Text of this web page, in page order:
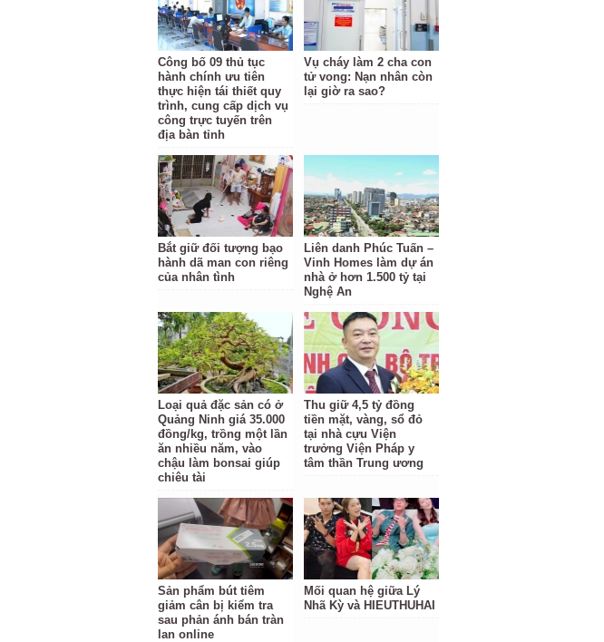
Công bố 09 thủ tục
hành chính ưu tiên
thực hiện tái thiết quy
trình, cung cấp dịch vụ
công trực tuyến trên
địa bàn tỉnh
Vụ cháy làm 2 cha con
tử vong: Nạn nhân còn
lại giờ ra sao?
Bắt giữ đối tượng bạo
hành dã man con riêng
của nhân tình
Liên danh Phúc Tuấn –
Vinh Homes làm dự án
nhà ở hơn 1.500 tỷ tại
Nghệ An
Loại quả đặc sản có ở
Quảng Ninh giá 35.000
đồng/kg, trồng một lần
ăn nhiều năm, vào
chậu làm bonsai giúp
chiêu tài
Thu giữ 4,5 tỷ đồng
tiền mặt, vàng, sổ đỏ
tại nhà cựu Viện
trưởng Viện Pháp y
tâm thần Trung ương
Sản phẩm bút tiêm
giảm cân bị kiểm tra
sau phản ánh bán tràn
lan online
Mối quan hệ giữa Lý
Nhã Kỳ và HIEUTHUHAI